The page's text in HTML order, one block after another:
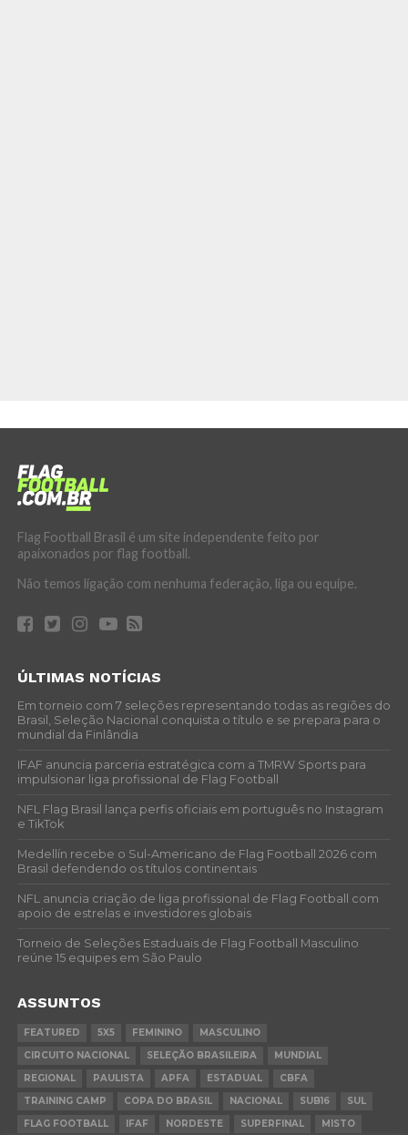
Flag Football Brasil é um site independente feito por
apaixonados por flag football.
Não temos ligação com nenhuma federação, liga ou equipe.
ÚLTIMAS NOTÍCIAS
Em torneio com 7 seleções representando todas as regiões do
Brasil, Seleção Nacional conquista o título e se prepara para o
mundial da Finlândia
IFAF anuncia parceria estratégica com a TMRW Sports para
impulsionar liga profissional de Flag Football
NFL Flag Brasil lança perfis oficiais em português no Instagram
e TikTok
Medellín recebe o Sul-Americano de Flag Football 2026 com
Brasil defendendo os títulos continentais
NFL anuncia criação de liga profissional de Flag Football com
apoio de estrelas e investidores globais
Torneio de Seleções Estaduais de Flag Football Masculino
reúne 15 equipes em São Paulo
ASSUNTOS
FEATURED 5X5 FEMININO
MASCULINO
CIRCUITO NACIONAL
SELEÇÃO BRASILEIRA
MUNDIAL
REGIONAL
PAULISTA APFA ESTADUAL
CBFA
TRAINING CAMP
COPA DO BRASIL NACIONAL SUB16
SUL
FLAG FOOTBALL
IFAF NORDESTE SUPERFINAL MISTO